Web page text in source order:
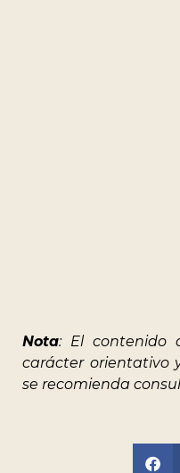
Nota: El contenido
carácter orientativo
se recomienda